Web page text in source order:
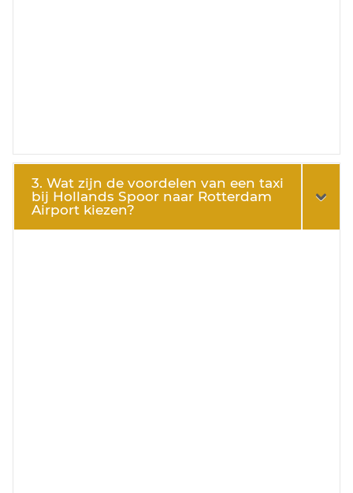
3. Wat zijn de voordelen van een taxi
bij Hollands Spoor naar Rotterdam
Airport kiezen?